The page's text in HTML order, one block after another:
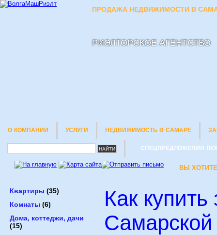
ПРОДАЖА НЕДВИЖИМОСТИ В
РИЭЛТОРСКОЕ АГЕНТСТВО
О КОМПАНИИ УСЛУГИ НЕДВИЖИМОСТЬ В САМАРЕ
СПЕЦПРЕДЛОЖЕНИЯ
ВЫ
Квартиры (35)
Комнаты (6)
Дома, коттеджи, дачи
(15)
Как
Самарской